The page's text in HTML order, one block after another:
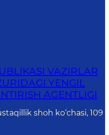
VAZIRLAR
YENGIL
AGENTLIGI
shoh ko‘chasi, 109